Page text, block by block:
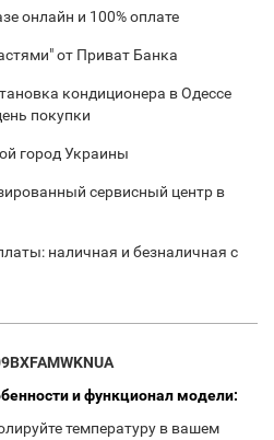
онлайн и 100% оплате
от Приват Банка
кондиционера в Одессе
покупки
город Украины
сервисный центр в
наличная и безналичная с
и функционал модели:
температуру в вашем